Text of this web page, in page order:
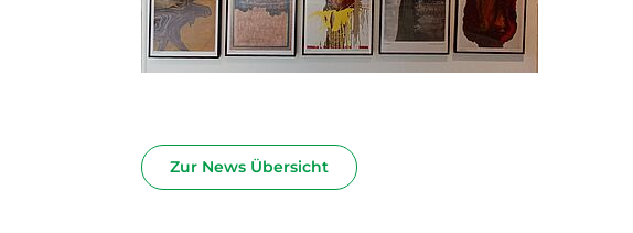
Zur News Übersicht